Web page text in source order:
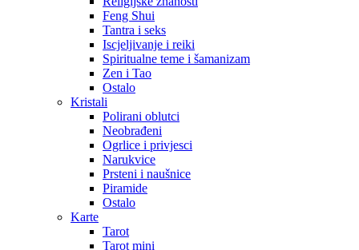
Feng Shui
Tantra i seks
Iscjeljivanje i reiki
Spiritualne teme i šamanizam
Zen i Tao
Ostalo
Kristali
Polirani oblutci
Neobrađeni
Ogrlice i privjesci
Narukvice
Prsteni i naušnice
Piramide
Ostalo
Karte
Tarot
Tarot mini